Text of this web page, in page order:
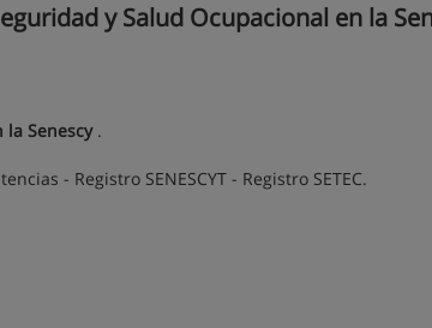
y Salud Ocupacional en la
Senescy.
- Registro SENESCYT - Registro SETEC.